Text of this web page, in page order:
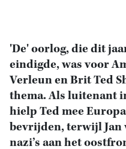
'De' oorlog, die dit
eindigde, was voor
Verleun en Brit Ted
thema. Als luitenant
hielp Ted mee
bevrijden, terwijl
nazi’s aan het